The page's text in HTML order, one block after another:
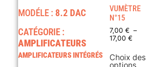
MODÉLE : 8.2 DAC
CATÉGORIE :
AMPLIFICATEURS
AMPLIFICATEURS INTÉGRÉS
VUMÈTRE
N°15
7,00 € –
17,00 €
Choix des